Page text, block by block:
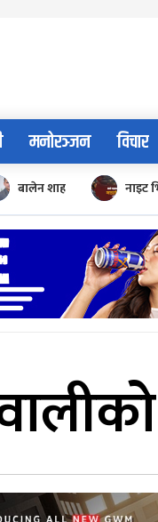
मनोरञ्जन विचार
बालेन शाह नाइट